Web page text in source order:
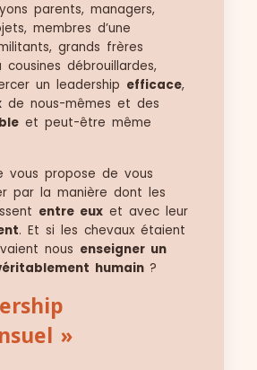
parents, managers,
membres d’une
grands frères
cousines débrouillardes,
un leadership efficace,
de nous-mêmes et des
et peut-être même
vous propose de vous
par la manière dont les
entre euxet avec leur
. Et si les chevaux étaient
nous enseigner un
humain ?
»